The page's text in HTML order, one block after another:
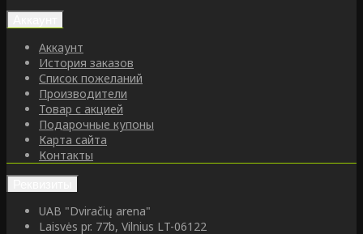
Аккаунт
История заказов
Список пожеланий
Производители
Товар с акцией
Подарочные купоны
Карта сайта
Контакты
UAB "Dviračių arena"
Laisvės pr. 77b, Vilnius LT-06122